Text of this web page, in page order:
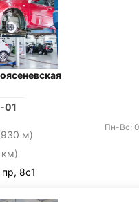
01
м)
км)
Пн-Вс:
8с1